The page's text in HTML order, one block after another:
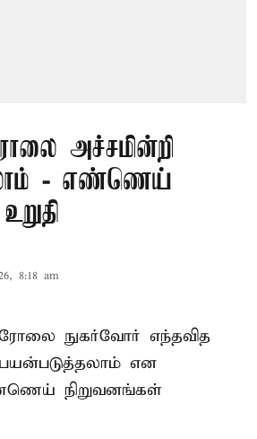
அச்சமின்றி
- எண்ணெய்
8:18 am
நுகர்வோர் எந்தவித
என
நிறுவனங்கள்